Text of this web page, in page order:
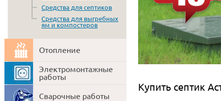
Купить септик
Средства для септиков
Средства для выгребных
ям и компостеров
Отопление
Электромонтажные
работы
Сварочные работы